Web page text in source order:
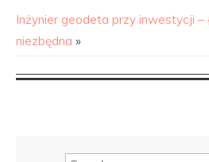
Inżynier geodeta przy inwestycji
niezbędna »